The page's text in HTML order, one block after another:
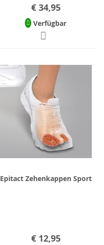
€ 34,95
Verfügbar
Epitact Zehenkappen Sport
€ 12,95